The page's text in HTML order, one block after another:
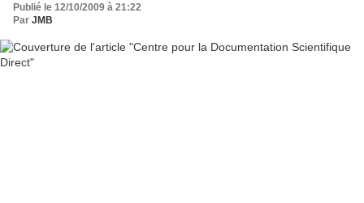
Publié le 12/10/2009 à 21:22
Par JMB